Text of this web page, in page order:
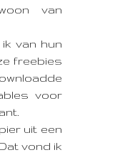
van
van hun
freebies
voor
uit een
vond ik